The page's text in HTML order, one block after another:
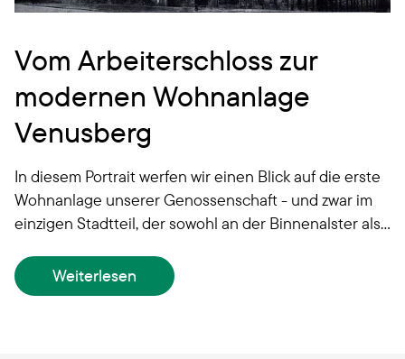
Vom Arbeiterschloss zur
modernen Wohnanlage
Venusberg
In diesem Portrait werfen wir einen Blick auf die erste
Wohnanlage unserer Genossenschaft - und zwar im
einzigen Stadtteil, der sowohl an der Binnenalster als
Hamburger Neustadt - einem zwischen der
Hamburger Altstadt und St. Pauli gelegenen Stadtteil
Weiterlesen